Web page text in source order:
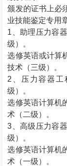
颁发的证书上必
业技能鉴定专用
1 、助理压力容
级）。
选修英语或计算
技术（三级）。
2 、压力容器
级）。
选修英语计算机
术（二级）。
3 、高级压力容
级）。
选修英语计算机
术（一级）。